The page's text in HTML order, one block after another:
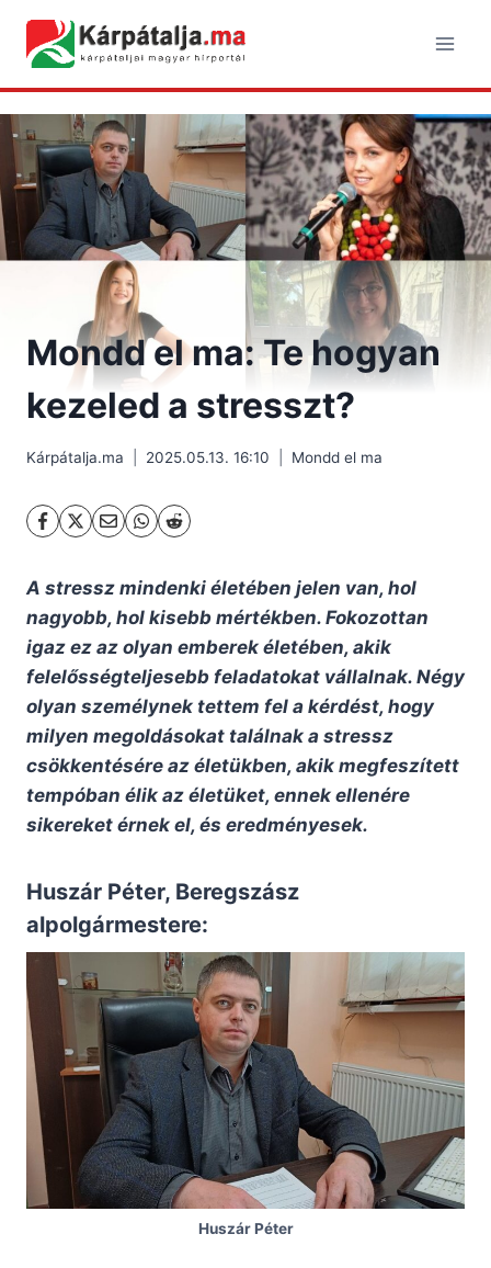
content
Mondd el ma: Te hogyan
kezeled a stresszt?
Kárpátalja.ma 2025.05.13. 16:10 Mondd el ma
A stressz mindenki életében jelen van, hol
nagyobb, hol kisebb mértékben. Fokozottan
igaz ez az olyan emberek életében, akik
felelősségteljesebb feladatokat vállalnak. Négy
olyan személynek tettem fel a kérdést, hogy
milyen megoldásokat találnak a stressz
csökkentésére az életükben, akik megfeszített
tempóban élik az életüket, ennek ellenére
sikereket érnek el, és eredményesek.
Huszár Péter, Beregszász
alpolgármestere:
Huszár Péter